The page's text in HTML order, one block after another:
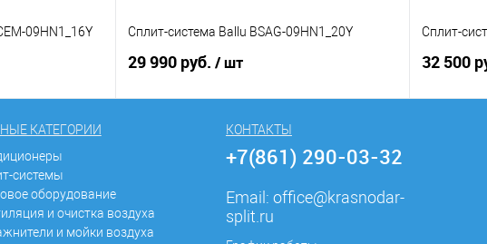
09HN1_16Y Сплит-система Ballu BSAG-09HN1_20Y
29 990 руб. / шт
Сплит-
32 500
КАТЕГОРИИ
системы
оборудование
и очистка воздуха
и мойки воздуха
КОНТАКТЫ
+7(861) 290-03-32
Email: office@krasnodar-
split.ru